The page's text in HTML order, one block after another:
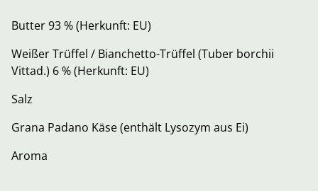
Butter 93 % (Herkunft: EU)
Weißer Trüffel / Bianchetto-Trüffel (Tuber borchii
Vittad.) 6 % (Herkunft: EU)
Salz
Grana Padano Käse (enthält Lysozym aus Ei)
Aroma